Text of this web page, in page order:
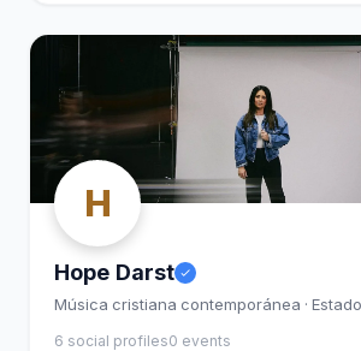
H
Hope Darst
Música cristiana contemporánea ·
6 social profiles0 events